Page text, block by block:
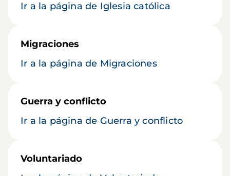
Ir a la página de Iglesia católica
Migraciones
Ir a la página de Migraciones
Guerra y conflicto
Ir a la página de Guerra y conflicto
Voluntariado